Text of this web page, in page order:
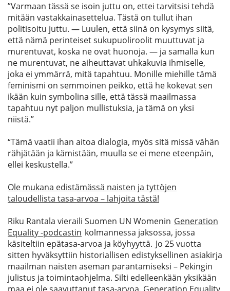
”Varmaan tässä se isoin juttu on, ettei tarvitsisi tehdä
mitään vastakkainasettelua. Tästä on tullut ihan
politisoitu juttu. — Luulen, että siinä on kysymys siitä,
että nämä perinteiset sukupuoliroolit muuttuvat ja
murentuvat, koska ne ovat huonoja. — ja samalla kun
ne murentuvat, ne aiheuttavat uhkakuvia ihmiselle,
joka ei ymmärrä, mitä tapahtuu. Monille miehille tämä
feminismi on semmoinen peikko, että he kokevatsen
ikään kuin symbolina sille, että tässä maailmassa
tapahtuu nyt paljon mullistuksia, ja tämä on yksi
niistä.”
“Tämä vaatii ihan aitoa dialogia, myös sitä missä vähän
rähjätään ja kämistään, muulla se ei mene eteenpäin,
ellei keskustella.”
Ole mukana edistämässä naisten ja tyttöjen
taloudellista tasa-arvoa – lahjoita tästä!
Riku Rantala vieraili Suomen UN Womenin Generation
Equality-podcastin kolmannessa jaksossa, jossa
käsiteltiin epätasa-arvoa ja köyhyyttä. Jo 25 vuotta
sitten hyväksyttiin historiallisen edistyksellinen asiakirja
maailman naisten aseman parantamiseksi – Pekingin
julistus ja toimintaohjelma. Silti edelleenkään yksikään